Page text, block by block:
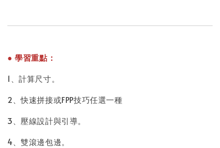
● 學習重點：
1、計算尺寸。
2、快速拼接或FPP技巧任選一種
3、壓線設計與引導。
4、雙滾邊包邊。